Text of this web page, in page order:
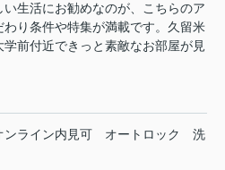
生活にお勧めなのが、こちらのア
り条件や特集が満載です。久留米
前付近できっと素敵なお部屋が見
ンライン内見可 オートロック
洗